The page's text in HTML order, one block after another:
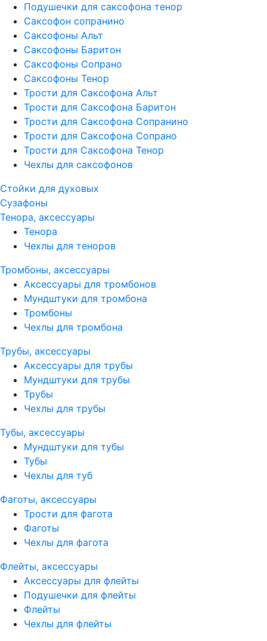
Подушечки для саксофона тенор
Саксофон сопранино
Саксофоны Альт
Саксофоны Баритон
Саксофоны Сопрано
Саксофоны Тенор
Трости для Саксофона Альт
Трости для Саксофона Баритон
Трости для Саксофона Сопранино
Трости для Саксофона Сопрано
Трости для Саксофона Тенор
Чехлы для саксофонов
Стойки для духовых
Сузафоны
Тенора, аксессуары
Тенора
Чехлы для теноров
Тромбоны, аксессуары
Аксессуары для тромбонов
Мундштуки для тромбона
Тромбоны
Чехлы для тромбона
Трубы, аксессуары
Аксессуары для трубы
Мундштуки для трубы
Трубы
Чехлы для трубы
Тубы, аксессуары
Мундштуки для тубы
Тубы
Чехлы для туб
Фаготы, аксессуары
Трости для фагота
Фаготы
Чехлы для фагота
Флейты, аксессуары
Аксессуары для флейты
Подушечки для флейты
Флейты
Чехлы для флейты